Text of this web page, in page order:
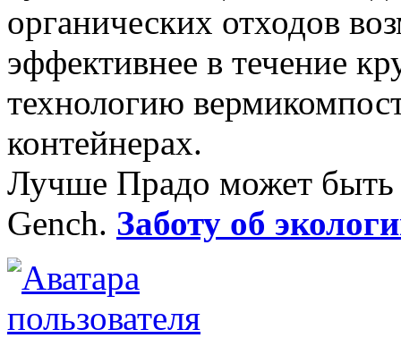
органических отходов
эффективнее в течение
технологию
контейнерах.
Лучше Прадо может
Gench. Заботу об